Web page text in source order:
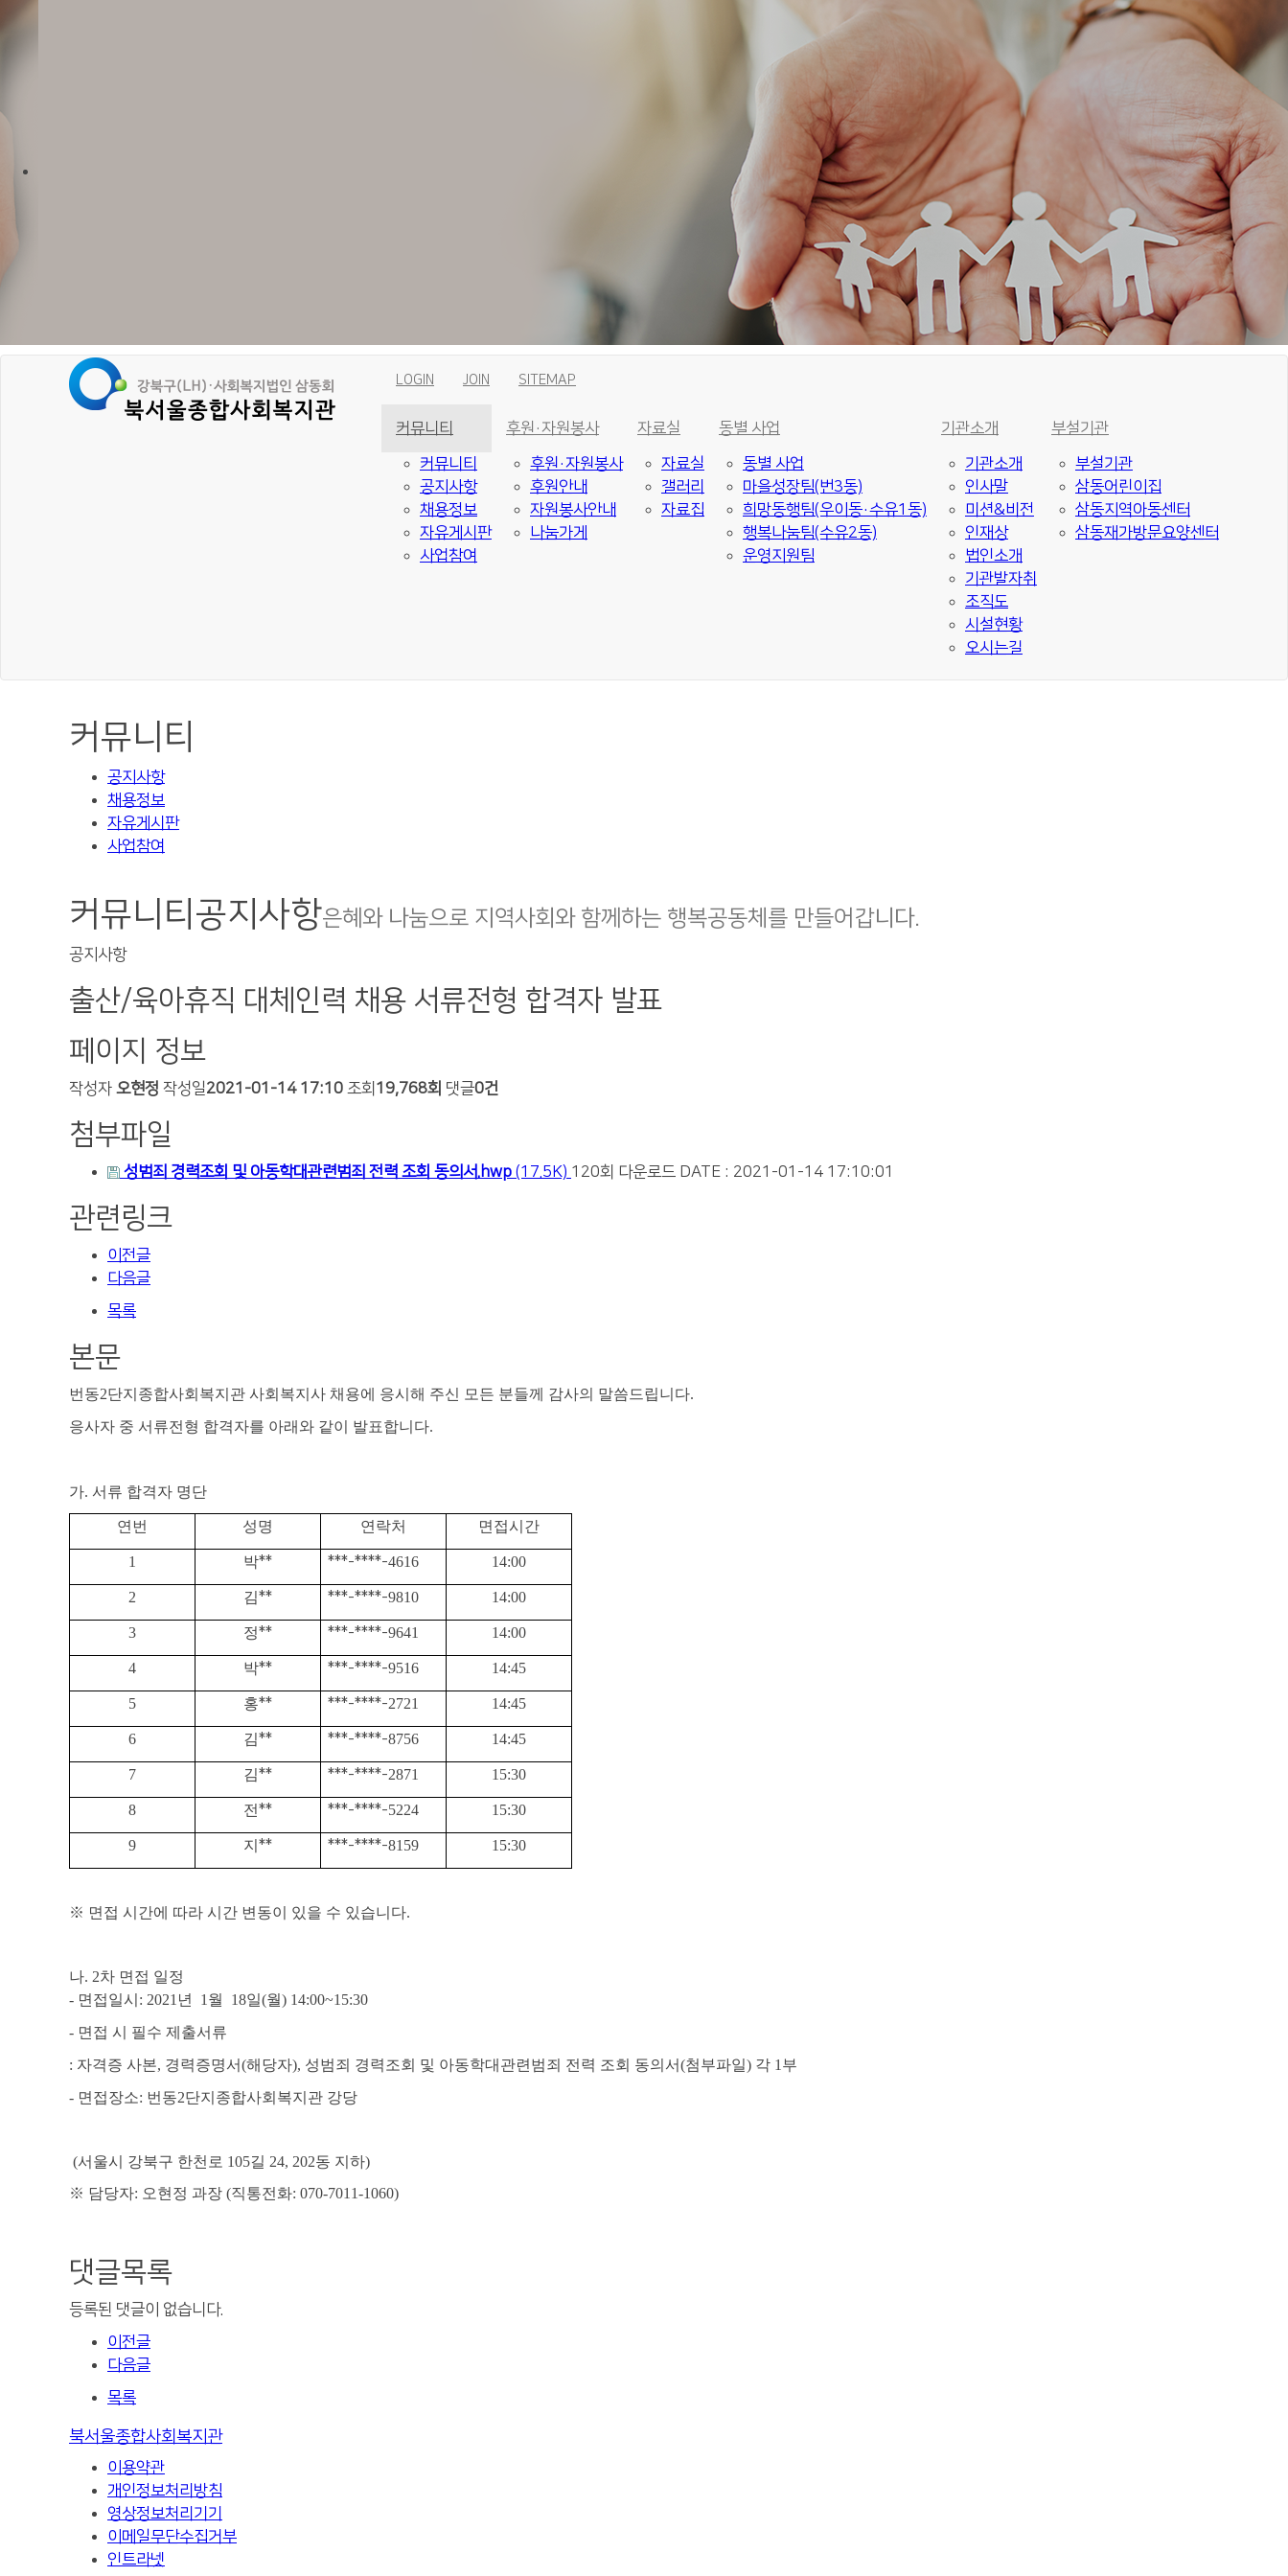
LOGIN JOIN SITEMAP
커뮤니티
커뮤니티
공지사항
채용정보
자유게시판
사업참여
후원·자원봉사
후원·자원봉사
후원안내
자원봉사안내
나눔가게
자료실
자료실
갤러리
자료집
동별 사업
동별 사업
마을성장팀(번3동)
희망동행팀(우이동·수유1동)
행복나눔팀(수유2동)
운영지원팀
기관소개
기관소개
인사말
미션&비전
인재상
법인소개
기관발자취
조직도
시설현황
오시는길
부설기관
부설기관
삼동어린이집
삼동지역아동센터
삼동재가방문요양센터
커뮤니티
공지사항
채용정보
자유게시판
사업참여
커뮤니티 공지사항은혜와 나눔으로 지역사회와 함께하는 행복공동체를 만들어갑니다.
공지사항
출산/육아휴직 대체인력 채용 서류전형 합격자 발표
페이지 정보
작성자 오현정 작성일2021-01-14 17:10 조회 19,768회 댓글0건
첨부파일
성범죄 경력조회 및 아동학대관련범죄 전력 조회 동의서.hwp (17.5K) 120회 다운로드 DATE : 2021-01-14 17:10:01
관련링크
이전글
다음글
목록
본문
번동2단지종합사회복지관 사회복지사 채용에 응시해 주신 모든 분들께 감사의 말씀드립니다.
응사자 중 서류전형 합격자를 아래와 같이 발표합니다.
가. 서류 합격자 명단
연번 성명 연락처 면접시간
1 박** ***-****-4616 14:00
2 김** ***-****-9810 14:00
3 정** ***-****-9641 14:00
4 박** ***-****-9516 14:45
5 홍** ***-****-2721 14:45
6 김** ***-****-8756 14:45
7 김** ***-****-2871 15:30
8 전** ***-****-5224 15:30
9 지 ** ***-****-8159 15:30
※ 면접 시간에 따라 시간 변동이 있을 수 있습니다.
나. 2차 면접 일정
- 면접일시 : 2021 년 1 월 18일(월) 14:00~15:30
- 면접 시 필수 제출서류
: 자격증 사본, 경력증명서(해당자), 성범죄 경력조회 및 아동학대관련범죄 전력 조회 동의서(첨부파일) 각 1 부
- 면접장소: 번동2단지종합사회복지관 강당
(서울시 강북구 한천로 105길 24, 202동 지하)
※ 담당자: 오현정 과장 (직통전화: 070-7011-1060)
댓글목록
등록된 댓글이 없습니다.
이전글
다음글
목록
북서울종합사회복지관
이용약관
개인정보처리방침
영상정보처리기기
이메일무단수집거부
인트라넷